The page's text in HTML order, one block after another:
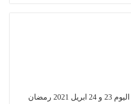
عروض نورى السعودية اليوم 23 و 24 ابريل 2021 رمضان